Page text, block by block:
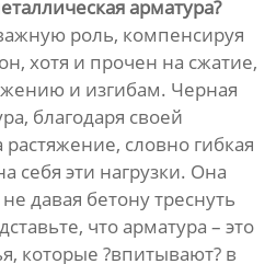
арматура?
роль, компенсируя
хотя и прочен на сжатие,
и изгибам. Черная
благодаря своей
словно гибкая
себя эти нагрузки. Она
давая бетону треснуть
что арматура – это
которые ?впитывают? в